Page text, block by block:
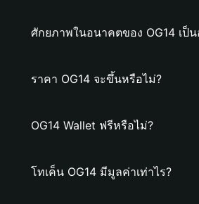
ศักยภาพในอนาคตของ OG14 เป็น
ราคา OG14 จะขึ้นหรือไม่?
OG14 Wallet ฟรีหรือไม่?
โทเค็น OG14 มีมูลค่าเท่าไร?